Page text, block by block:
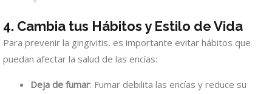
4. Cambia tus Hábitos y Estilo de Vida
Para prevenir la gingivitis, es importante evitar hábitos que
puedan afectar la salud de las encías:
Deja de fumar: Fumar debilita las encías y reduce su